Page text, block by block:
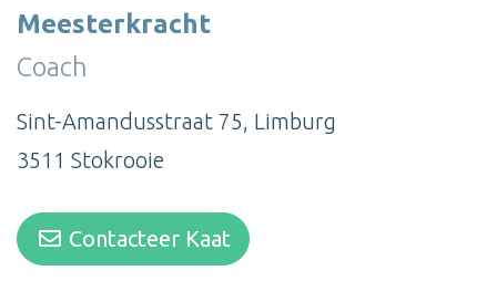
Meesterkracht
Coach
Sint-Amandusstraat 75, Limburg
3511 Stokrooie
Contacteer Kaat